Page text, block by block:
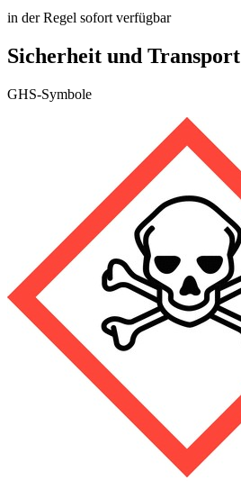
in der Regel sofort verfügbar
Sicherheit und Transport
GHS-Symbole